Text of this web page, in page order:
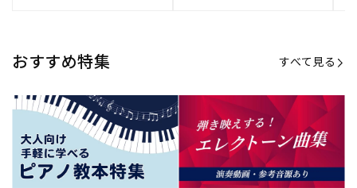
おすすめ特集 すべて見る